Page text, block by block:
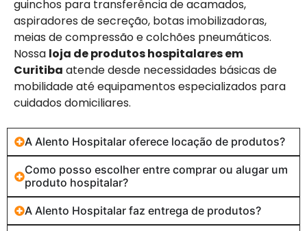
guinchos para transferência de acamados,
aspiradores de secreção, botas imobilizadoras,
meias de compressão e colchões pneumáticos.
Nossa loja de produtos hospitalares em
Curitiba atende desde necessidades básicas de
mobilidade até equipamentos especializados para
cuidados domiciliares.
A Alento Hospitalar oferece locação de produtos?
Como posso escolher entre comprar ou alugar um
produto hospitalar?
A Alento Hospitalar faz entrega de produtos?